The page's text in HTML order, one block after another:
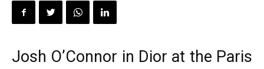
Josh O’Connor in Dior at the Paris